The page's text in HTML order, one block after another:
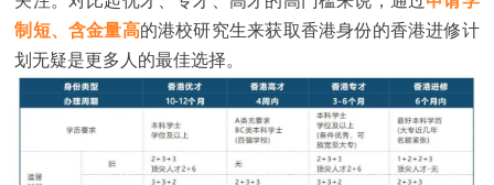
制短、含金量高的港校研究生来获取香港身份的香港进修计
划无疑是更多人的最佳选择。